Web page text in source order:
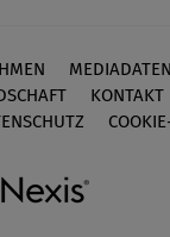
MEDIADATEN
KONTAKT